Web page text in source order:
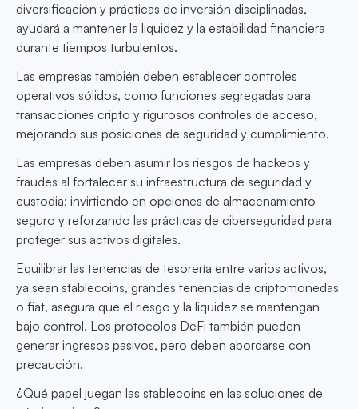
diversificación y prácticas de inversión disciplinadas,
ayudará a mantener la liquidez y la estabilidad financiera
durante tiempos turbulentos.
Las empresas también deben establecer controles
operativos sólidos, como funciones segregadas para
transacciones cripto y rigurosos controles de acceso,
mejorando sus posiciones de seguridad y cumplimiento.
Las empresas deben asumir los riesgos de hackeos y
fraudes al fortalecer su infraestructura de seguridad y
custodia: invirtiendo en opciones de almacenamiento
seguro y reforzando las prácticas de ciberseguridad para
proteger sus activos digitales.
Equilibrar las tenencias de tesorería entre varios activos,
ya sean stablecoins, grandes tenencias de criptomonedas
o fiat, asegura que el riesgo y la liquidez se mantengan
bajo control. Los protocolos DeFi también pueden
generar ingresos pasivos, pero deben abordarse con
precaución.
¿Qué papel juegan las stablecoins en las soluciones de